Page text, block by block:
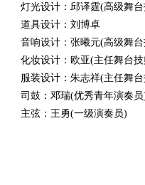
灯光设计：邱译霆(高级舞台
道具设计：刘博卓
音响设计：张曦元(高级舞台
化妆设计：欧亚(主任舞台技
服装设计：朱志祥(主任舞台
司鼓：邓瑞(优秀青年演奏员
主弦：王勇(一级演奏员)